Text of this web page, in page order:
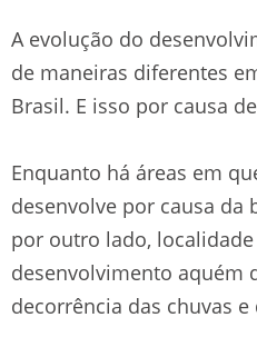
A evolução do
de maneiras diferentes
Brasil. E isso por causa
Enquanto há áreas em
desenvolve por causa da
por outro lado,
desenvolvimento aquém
decorrência das chuvas